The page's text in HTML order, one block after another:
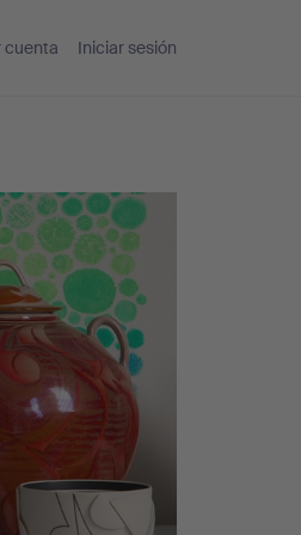
cuenta Iniciar sesión